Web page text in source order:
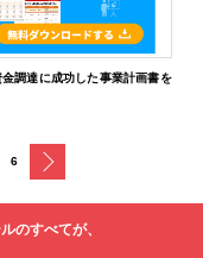
金調達に成功した事業計画書を
6
のすべてが、